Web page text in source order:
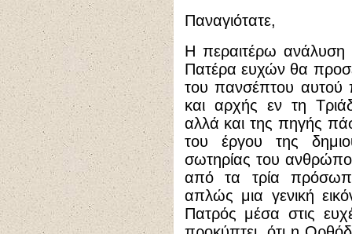
Παναγιότατε,
Η περαιτέρω ανάλυση
Πατέρα ευχών θα
του πανσέπτου αυτού
και αρχής εν τη
αλλά και της πηγής
του έργου της
σωτηρίας του
από τα τρία
απλώς μια γενική
Πατρός μέσα στις